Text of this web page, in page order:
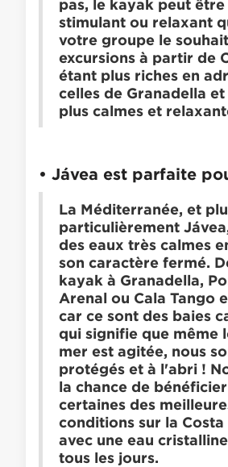
pas, le kayak peut être
stimulant ou relaxant
votre groupe le
excursions à partir de
étant plus riches en
celles de Granadella
plus calmes et
• Jávea est parfaite
La Méditerranée, et
particulièrement
des eaux très calmes
son caractère fermé.
kayak à Granadella,
Arenal ou Cala Tango
car ce sont des baies
qui signifie que même
mer est agitée, nous
protégés et à l'abri !
la chance de
certaines des
conditions sur la Costa
avec une eau
tous les jours.